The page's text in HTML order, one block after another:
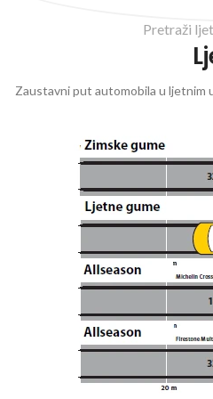
Pretraži
Zaustavni put automobila u ljetnim